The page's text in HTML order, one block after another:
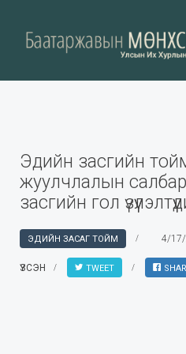
Эдийн засгийн
жуулчлалын
засгийн гол
ЭДИЙН ЗАСАГ ТОЙМ 4/
ҮЗСЭН TWEET